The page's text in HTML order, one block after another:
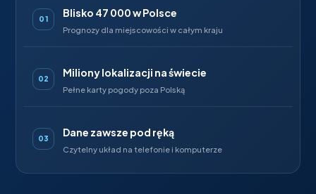
01 Blisko 47 000 w Polsce
Prognozy dla miejscowości w całym kraju
02 Miliony lokalizacji na świecie
Pełne karty pogody poza Polską
03 Dane zawsze pod ręką
Czytelny układ na telefonie i komputerze